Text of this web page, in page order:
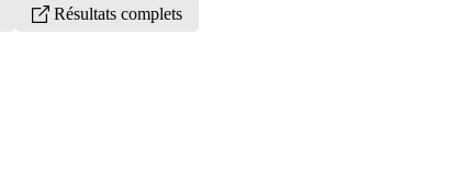
Résultats complets